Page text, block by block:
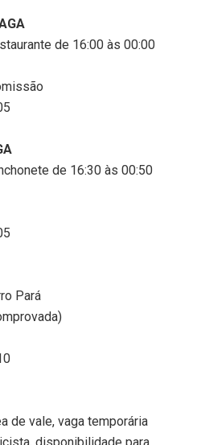
de 16:00 às 00:00
de 16:30 às 00:50
Pará
de vale, vaga temporária